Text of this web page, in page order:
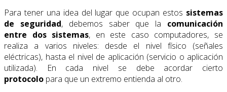
Para tener una idea del lugar que ocupan estos sistemas
de seguridad, debemos saber que la comunicación
entre dos sistemas, en este caso computadores, se
realiza a varios niveles: desde el nivel físico (señales
eléctricas), hasta el nivel de aplicación (servicio o aplicación
utilizada). En cada nivel se debe acordar cierto
protocolo para que un extremo entienda al otro.